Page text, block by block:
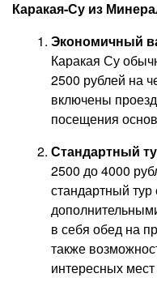
Каракая-Су из
Экономичный
Каракая Су
2500 рублей на
включены
посещения
Стандартный
2500 до 4000
стандартный
в себя обед на
также
интересных